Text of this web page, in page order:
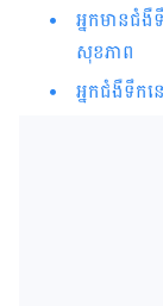
អ្នកមានជំងឺ
សុខភាព
អ្នកជំងឺទឹក